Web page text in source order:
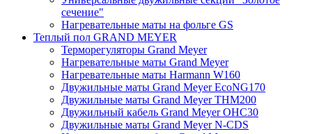
сечение"
Нагревательные маты на фольге GS
Теплый пол GRAND MEYER
Терморегуляторы Grand Meyer
Нагревательные маты Grand Meyer
Нагревательные маты Harmann W160
Двужильные маты Grand Meyer EcoNG170
Двужильные маты Grand Meyer THM200
Двужильный кабель Grand Meyer OHC30
Двужильные маты Grand Meyer N-CDS